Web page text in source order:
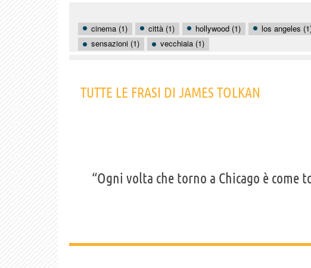
cinema (1) città (1) hollywood (1) los angeles
sensazioni (1)
vecchiaia (1)
TUTTE LE FRASI DI JAMES TOLKAN
“Ogni volta che torno a Chicago è come